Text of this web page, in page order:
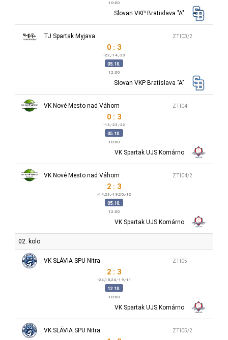
10:00
Slovan VKP Bratislava "A"
ZTI03/2
TJ Spartak Myjava
0 : 3
-22,-14,-23
05.10.
12:00
Slovan VKP Bratislava "A"
ZTI04
VK Nové Mesto nad Váhom
0 : 3
-13,-23,-22
05.10.
10:00
VK Spartak UJS Komárno
ZTI04/2
VK Nové Mesto nad Váhom
2 : 3
-14,23,-19,20,-12
05.10.
12:00
VK Spartak UJS Komárno
02. kolo
ZTI05
VK SLÁVIA SPU Nitra
2 : 3
-24,18,24,-19,-11
12.10.
10:00
VK Spartak UJS Komárno
ZTI05/2
VK SLÁVIA SPU Nitra